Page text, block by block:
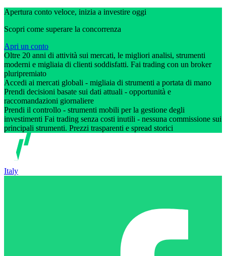
Apertura conto veloce, inizia a investire oggi
Scopri come superare la concorrenza
Apri un conto
Oltre 20 anni di attività sui mercati, le migliori analisi, strumenti
moderni e migliaia di clienti soddisfatti. Fai trading con un broker
pluripremiato
Accedi ai mercati globali - migliaia di strumenti a portata di mano
Prendi decisioni basate sui dati attuali - opportunità e
raccomandazioni giornaliere
Prendi il controllo - strumenti mobili per la gestione degli
investimenti Fai trading senza costi inutili - nessuna commissione sui
principali strumenti. Prezzi trasparenti e spread storici
Italy